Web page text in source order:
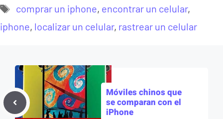
Etiquetas
comprar un iphone, encontrar un celular,
iphone, localizar un celular, rastrear un celular
Móviles chinos que
se comparan con el
iPhone